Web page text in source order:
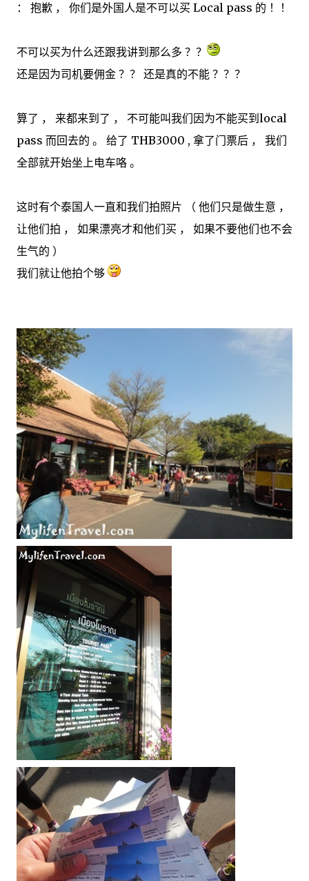
： 抱歉 ， 你们是外国人是不可以买 Local pass 的 ！！
不可以买为什么还跟我讲到那么多 ？？
还是因为司机要佣金 ？？ 还是真的不能 ？？？
算了 ， 来都来到了 ， 不可能叫我们因为不能买到local
pass 而回去的 。 给了 THB3000 , 拿了门票后 ， 我们
全部就开始坐上电车咯 。
这时有个泰国人一直和我们拍照片 （ 他们只是做生意 ，
让他们拍 ， 如果漂亮才和他们买 ， 如果不要他们也不会
生气的 ）
我们就让他拍个够